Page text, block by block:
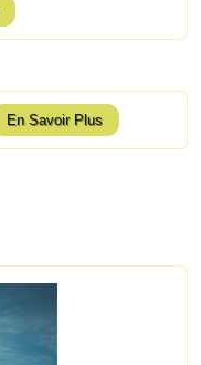
En Savoir Plus